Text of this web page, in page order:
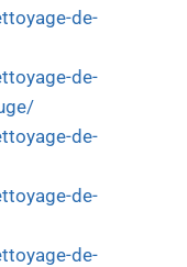
de-
de-
de-
de-
de-